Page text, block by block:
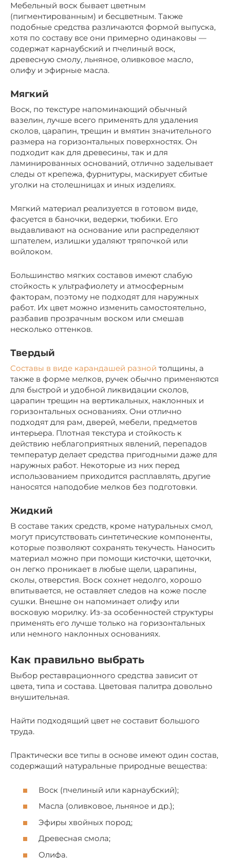
Мебельный воск бывает цветным
(пигментированным) и бесцветным. Также
подобные средства различаются формой выпуска,
хотя по составу все они примерно одинаковы —
содержат карнаубский и пчелиный воск,
древесную смолу, льняное, оливковое масло,
олифу и эфирные масла.
Мягкий
Воск, по текстуре напоминающий обычный
вазелин, лучше всего применять для удаления
сколов, царапин, трещин и вмятин значительного
размера на горизонтальных поверхностях. Он
подходит как для древесины, так и для
ламинированных оснований, отлично заделывает
следы от крепежа, фурнитуры, маскирует сбитые
уголки на столешницах и иных изделиях.
Мягкий материал реализуется в готовом виде,
фасуется в баночки, ведерки, тюбики. Его
выдавливают на основание или распределяют
шпателем, излишки удаляют тряпочкой или
войлоком.
Большинство мягких составов имеют слабую
стойкость к ультрафиолету и атмосферным
факторам, поэтому не подходят для наружных
работ. Их цвет можно изменить самостоятельно,
разбавив прозрачным воском или смешав
несколько оттенков.
Твердый
Составы в виде карандашей разной толщины, а
также в форме мелков, ручек обычно применяются
для быстрой и удобной ликвидации сколов,
царапин трещин на вертикальных, наклонных и
горизонтальных основаниях. Они отлично
подходят для рам, дверей, мебели, предметов
интерьера. Плотная текстура и стойкость к
действию неблагоприятных явлений, перепадов
температур делает средства пригодными даже для
наружных работ. Некоторые из них перед
использованием приходится расплавлять, другие
наносятся наподобие мелков без подготовки.
Жидкий
В составе таких средств, кроме натуральных смол,
могут присутствовать синтетические компоненты,
которые позволяют сохранять текучесть. Наносить
материал можно при помощи кисточки, щеточки,
он легко проникает в любые щели, царапины,
сколы, отверстия. Воск сохнет недолго, хорошо
впитывается, не оставляет следов на коже после
сушки. Внешне он напоминает олифу или
восковую морилку. Из-за особенностей структуры
применять его лучше только на горизонтальных
или немного наклонных основаниях.
Как правильно выбрать
Выбор реставрационного средства зависит от
цвета, типа и состава. Цветовая палитра довольно
внушительная.
Найти подходящий цвет не составит большого
труда.
Практически все типы в основе имеют один состав,
содержащий натуральные природные вещества:
Воск (пчелиный или карнаубский);
Масла (оливковое, льняное и др.);
Эфиры хвойных пород;
Древесная смола;
Олифа.